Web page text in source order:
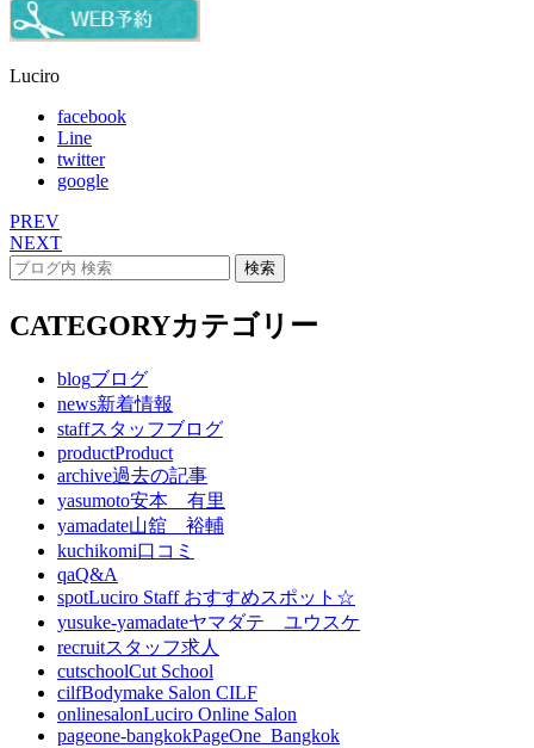
Luciro
facebook
Line
twitter
google
PREV
NEXT
CATEGORYカテゴリー
blogブログ
news新着情報
staffスタッフブログ
productProduct
archive過去の記事
yasumoto安本 有里
yamadate山舘 裕輔
kuchikomi口コミ
qaQ&A
spotLuciro Staff おすすめスポット☆
yusuke-yamadateヤマダテ ユウスケ
recruitスタッフ求人
cutschoolCut School
cilfBodymake Salon CILF
onlinesalonLuciro Online Salon
pageone-bangkokPageOne_Bangkok